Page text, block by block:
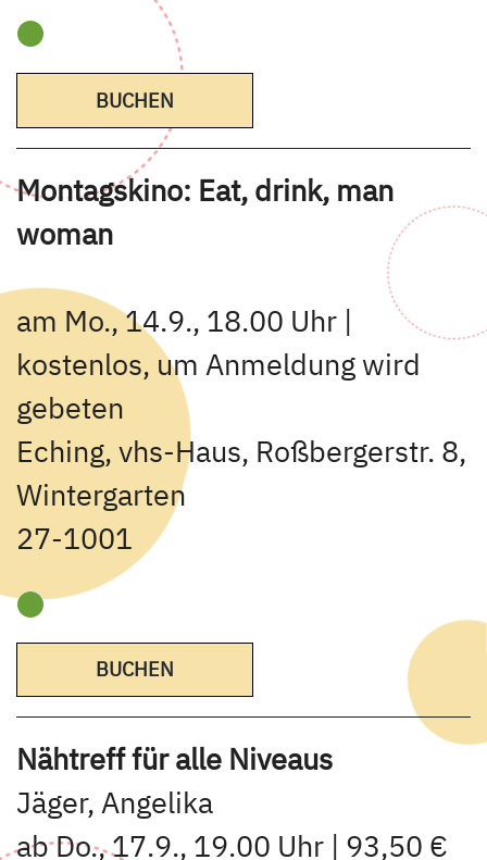
BUCHEN
Montagskino: Eat, drink, man
woman
am Mo., 14.9., 18.00 Uhr |
kostenlos, um Anmeldung wird
gebeten
Eching, vhs-Haus, Roßbergerstr. 8,
Wintergarten
27-1001
BUCHEN
Nähtreff für alle Niveaus
Jäger, Angelika
ab Do., 17.9., 19.00 Uhr | 93,50 €